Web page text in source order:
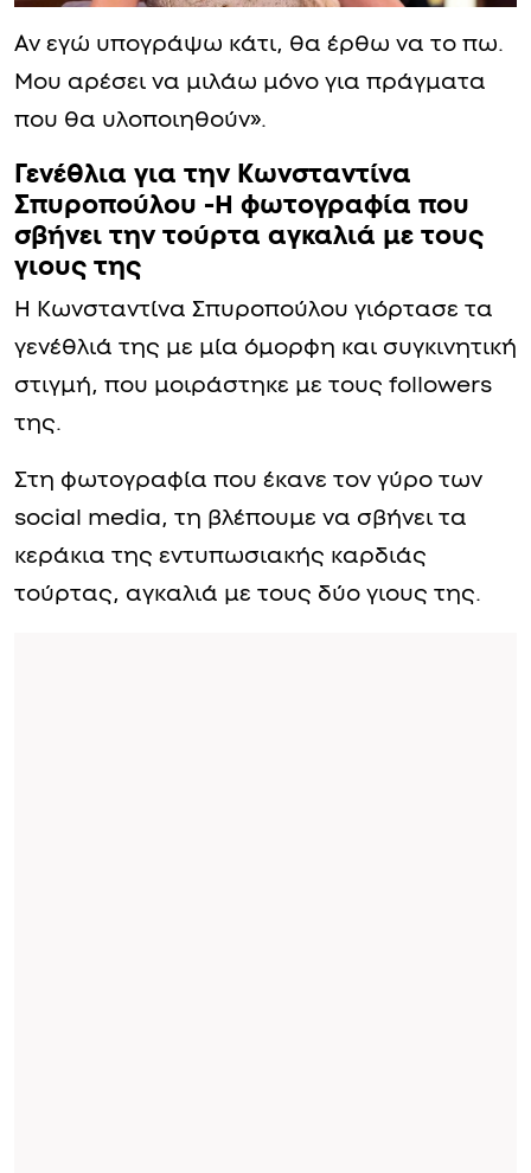
Αν εγώ υπογράψω κάτι, θα έρθω να το πω.
Μου αρέσει να μιλάω μόνο για πράγματα
που θα υλοποιηθούν».
Γενέθλια για την Κωνσταντίνα
Σπυροπούλου -Η φωτογραφία που
σβήνει την τούρτα αγκαλιά με τους
γιους της
Η Κωνσταντίνα Σπυροπούλου γιόρτασε τα
γενέθλιά της με μία όμορφη και συγκινητική
στιγμή, που μοιράστηκε με τους followers
της.
Στη φωτογραφία που έκανε τον γύρο των
social media, τη βλέπουμε να σβήνει τα
κεράκια της εντυπωσιακής καρδιάς
τούρτας, αγκαλιά με τους δύο γιους της.